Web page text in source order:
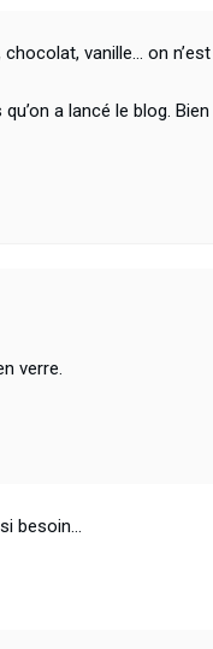
vanille… on
a lancé le blog.
verre.
besoin…